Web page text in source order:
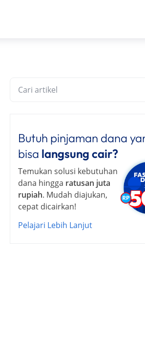
Butuh pinjaman dana
bisa langsung cair?
Temukan solusi kebutuhan
dana hingga ratusan juta
rupiah. Mudah diajukan,
cepat dicairkan!
Pelajari Lebih Lanjut